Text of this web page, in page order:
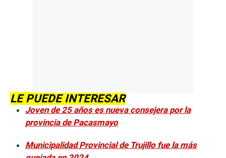
LE PUEDE INTERESAR
Joven de 25 años es nueva consejera por la
provincia de Pacasmayo
Municipalidad Provincial de Trujillo fue la más